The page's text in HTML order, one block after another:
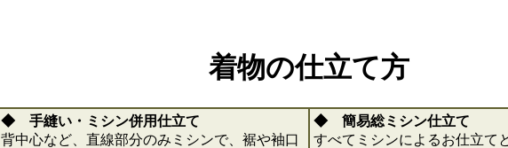
着物の仕立て方
◆ 手縫い・ミシン併用仕立て
背中心など、直線部分のみミシンで、裾や袖口
◆ 簡易総ミシン仕立て
すべてミシンによるお仕立て